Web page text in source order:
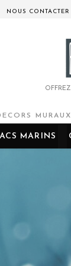
NOUS CONTACTER
MARINS